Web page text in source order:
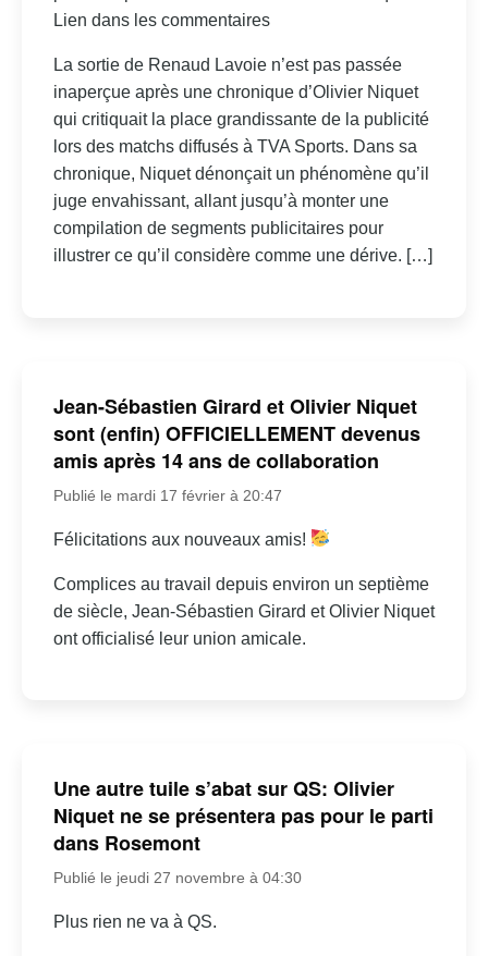
Lien dans les commentaires
La sortie de Renaud Lavoie n’est pas passée
inaperçue après une chronique d’Olivier Niquet
qui critiquait la place grandissante de la publicité
lors des matchs diffusés à TVA Sports. Dans sa
chronique, Niquet dénonçait un phénomène qu’il
juge envahissant, allant jusqu’à monter une
compilation de segments publicitaires pour
illustrer ce qu’il considère comme une dérive. […]
Jean-Sébastien Girard et Olivier Niquet
sont (enfin) OFFICIELLEMENT devenus
amis après 14 ans de collaboration
Publié le mardi 17 février à 20:47
Félicitations aux nouveaux amis!
Complices au travail depuis environ un septième
de siècle, Jean-Sébastien Girard et Olivier Niquet
ont officialisé leur union amicale.
Une autre tuile s’abat sur QS: Olivier
Niquet ne se présentera pas pour le parti
dans Rosemont
Publié le jeudi 27 novembre à 04:30
Plus rien ne va à QS.